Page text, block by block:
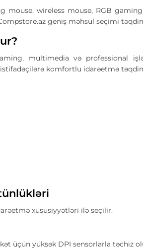
mouse, wireless mouse, RGB
geniş məhsul seçimi
multimedia və professional
istifadəçilərə komfortlu idarəetmə
xüsusiyyətləri ilə seçilir.
üçün yüksək DPI sensorlarla təchiz